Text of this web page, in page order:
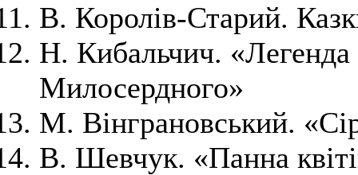
В. Королів-Старий.
Н. Кибальчич.
Милосердного»
М. Вінграновський.
В. Шевчук. «Панна